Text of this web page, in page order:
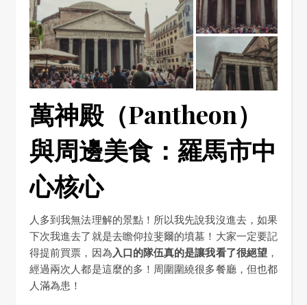
萬神殿（Pantheon）
與周邊美食：羅馬市中
心核心
人多到我無法理解的景點！所以我先說我沒進去，如果
下次我進去了就是去瞻仰拉斐爾的墳墓！大家一定要記
得提前買票，因為 入口的隊伍真的是讓我看了很絕望 ，
經過兩次人都是這麼的多！周圍圍繞很多餐廳，但也都
人滿為患！